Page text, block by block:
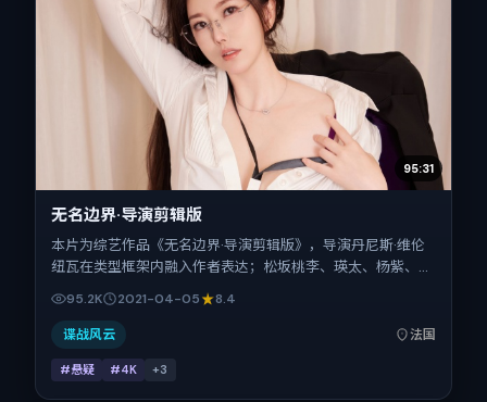
95:31
无名边界·导演剪辑版
本片为综艺作品《无名边界·导演剪辑版》，导演丹尼斯·维伦
纽瓦在类型框架内融入作者表达；松坂桃李、瑛太、杨紫、朱
一龙在片中承担多重关系线。故事类型为悬疑，主拍摄地与出
品背景为法国。上映时间 2021年4月5日（公映登记日 2021-
04-05），全片95分钟，节奏张弛有度。
95.2K 2021-04-05 8.4
谍战风云 法国
#悬疑 #4K +3